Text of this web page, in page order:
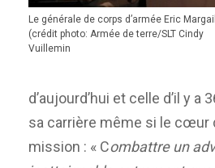
Le générale de corps d’armée Eric Margail
(crédit photo: Armée de terre/SLT Cindy
Vuillemin
d’aujourd’hui et celle d’il y a
sa carrière même si le cœur
mission : « Combattre un